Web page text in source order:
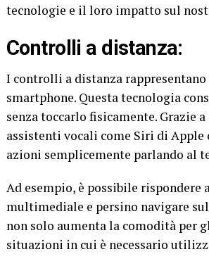
tecnologie e il loro impatto sul
Controlli a distanza:
I controlli a distanza
smartphone. Questa tecnologia
senza toccarlo fisicamente. Grazie
assistenti vocali come Siri di Apple
azioni semplicemente parlando al
Ad esempio, è possibile
multimediale e persino navigare
non solo aumenta la comodità per
situazioni in cui è necessario